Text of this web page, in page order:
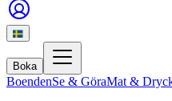
Boka
BoendenSe & GöraMat &